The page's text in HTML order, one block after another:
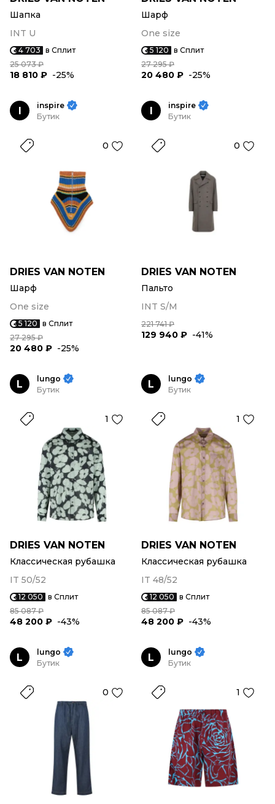
Шапка
INT U
4 703 в Сплит
25 073 ₽
18 810 ₽ -25%
Шарф
One size
5 120 в Сплит
27 295 ₽
20 480 ₽ -25%
I
inspire
Бутик
0
DRIES VAN NOTEN
Шарф
One size
5 120 в Сплит
27 295 ₽
20 480 ₽ -25%
I
inspire
Бутик
0
DRIES VAN NOTEN
Пальто
INT S/M
221 741 ₽
129 940 ₽ -41%
L
lungo
Бутик
1
DRIES VAN NOTEN
Классическая рубашка
IT 50/52
12 050 в Сплит
85 087 ₽
48 200 ₽ -43%
L
lungo
Бутик
1
DRIES VAN NOTEN
Классическая рубашка
IT 48/52
12 050 в Сплит
85 087 ₽
48 200 ₽ -43%
L
lungo
Бутик
0
L
lungo
Бутик
1